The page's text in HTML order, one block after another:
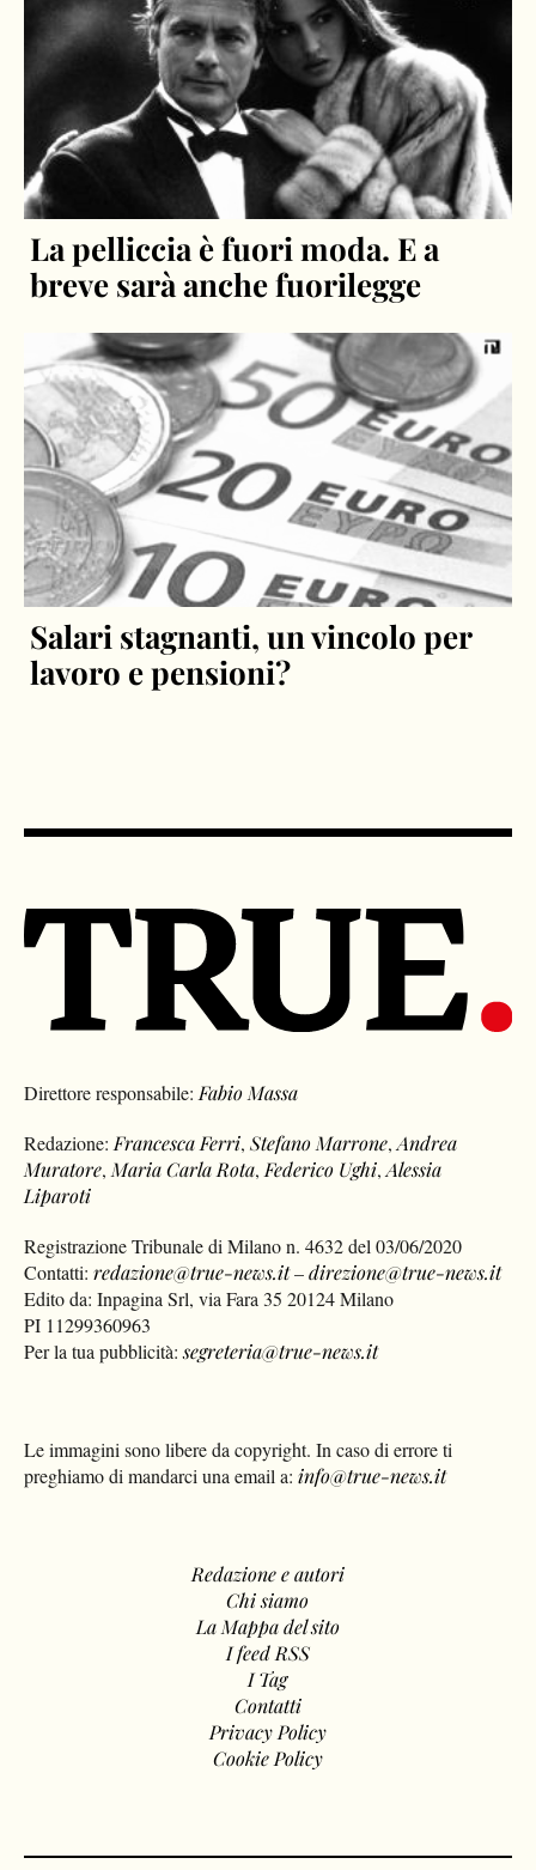
La pelliccia è fuori moda. E a
breve sarà anche fuorilegge
Salari stagnanti, un vincolo per
lavoro e pensioni?
Direttore responsabile: Fabio Massa
Redazione: Francesca Ferri,Stefano Marrone,Andrea
Muratore, Maria Carla Rota, Federico Ughi,Alessia
Liparoti
Registrazione Tribunale di Milano n. 4632 del 03/06/2020
Contatti:redazione@true-news.it–direzione@true-news.it
Edito da: Inpagina Srl, via Fara 35 20124 Milano
PI 11299360963
Per la tua pubblicità:segreteria@true-news.it
Le immagini sono libere da copyright. In caso di errore ti
preghiamo di mandarci una email a: info@true-news.it
Redazione e autori
Chi siamo
La Mappa del sito
I feed RSS
I Tag
Contatti
Privacy Policy
Cookie Policy